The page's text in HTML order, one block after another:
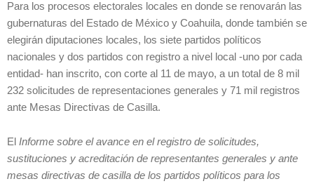
Para los procesos electorales locales en donde se renovarán las
gubernaturas del Estado de México y Coahuila, donde también se
elegirán diputaciones locales, los siete partidos políticos
nacionales y dos partidos con registro a nivel local -uno por cada
entidad- han inscrito, con corte al 11 de mayo, a un total de 8 mil
232 solicitudes de representaciones generales y 71 mil registros
ante Mesas Directivas de Casilla.
El Informe sobre el avance en el registro de solicitudes,
sustituciones y acreditación de representantes generales y ante
mesas directivas de casilla de los partidos políticos para los